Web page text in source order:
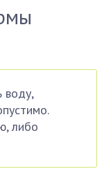
воду,
либо